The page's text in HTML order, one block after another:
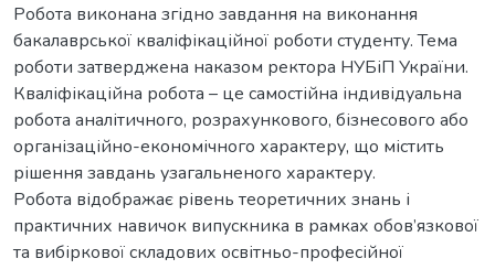
Робота виконана згідно завдання на виконання
бакалаврської кваліфікаційної роботи студенту. Тема
роботи затверджена наказом ректора НУБіП України.
Кваліфікаційна робота – це самостійна індивідуальна
робота аналітичного, розрахункового, бізнесового або
організаційно-економічного характеру, що містить
рішення завдань узагальненого характеру.
Робота відображає рівень теоретичних знань і
практичних навичок випускника в рамках обов’язкової
та вибіркової складових освітньо-професійної